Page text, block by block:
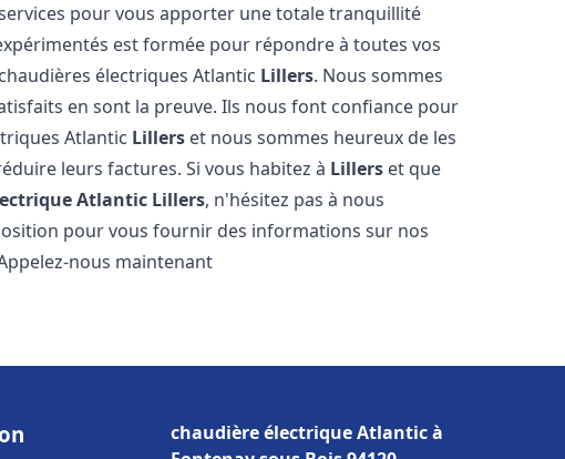
pour vous apporter une totale tranquillité
est formée pour répondre à toutes vos
électriques Atlantic Lillers. Nous sommes
en sont la preuve. Ils nous font confiance pour
Atlantic Lillers et nous sommes heureux de les
leurs factures. Si vous habitez à Lillers et que
Atlantic Lillers, n'hésitez pas à nous
pour vous fournir des informations sur nos
nous maintenant
chaudière électrique Atlantic à